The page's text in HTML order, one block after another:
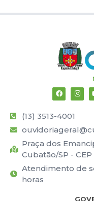
(13) 3513-4001
Praça dos
Cubatão/SP - CEP
Atendimento de
horas